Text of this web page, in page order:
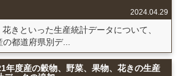
2024.04.29
きといった生産統計データについて、
都道府県別デ...
年度産の穀物、野菜、果物、花きの生産